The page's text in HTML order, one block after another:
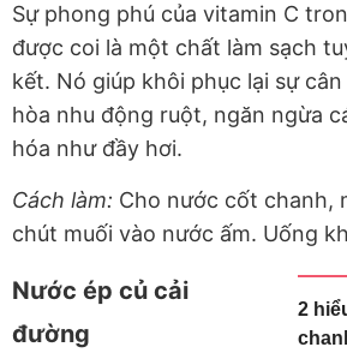
Sự phong phú của vitamin C
được coi là một chất làm sạch
kết. Nó giúp khôi phục lại sự
hòa nhu động ruột, ngăn ngừa
hóa như đầy hơi.
Cách làm: Cho nước cốt chanh,
chút muối vào nước ấm. Uống
2
Nước ép củ cải
đường